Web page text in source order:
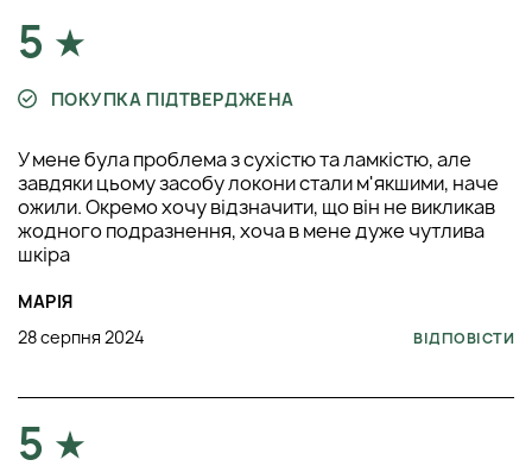
5
ПОКУПКА ПІДТВЕРДЖЕНА
У мене була проблема з сухістю та ламкістю, але
завдяки цьому засобу локони стали м'якшими, наче
ожили. Окремо хочу відзначити, що він не викликав
жодного подразнення, хоча в мене дуже чутлива
шкіра
МАРІЯ
28 серпня 2024
ВІДПОВІСТИ
5